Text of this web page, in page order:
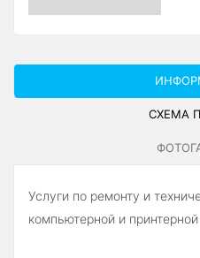
СХЕМА
Услуги по ремонту и
компьютерной и принтерной